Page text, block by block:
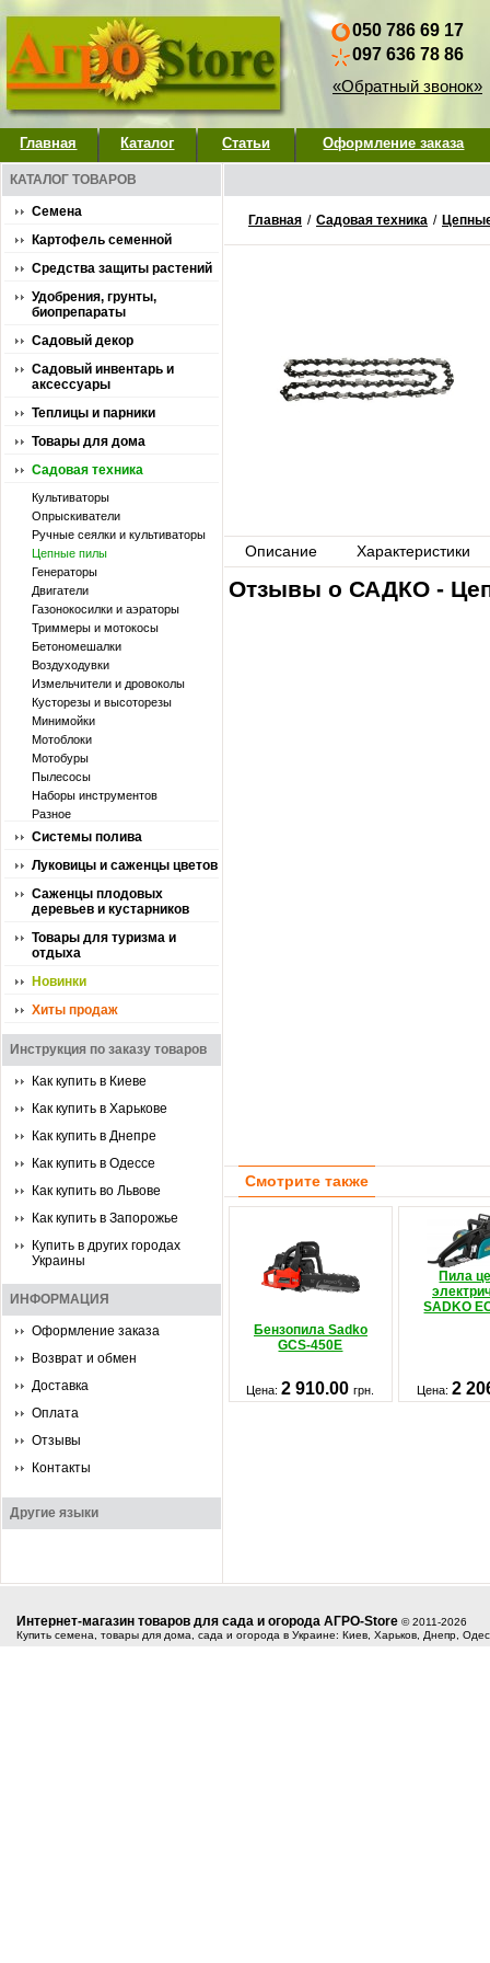
050 786 69 17
097 636 78 86
«Обратный звонок»
Главная Каталог Статьи Оформление заказа
КАТАЛОГ ТОВАРОВ
Семена
Картофель семенной
Средства защиты растений
Удобрения, грунты,
биопрепараты
Садовый декор
Садовый инвентарь и
аксессуары
Теплицы и парники
Товары для дома
Садовая техника
Культиваторы
Опрыскиватели
Ручные сеялки и культиваторы
Цепные пилы
Генераторы
Двигатели
Газонокосилки и аэраторы
Триммеры и мотокосы
Бетономешалки
Воздуходувки
Измельчители и дровоколы
Кусторезы и высоторезы
Минимойки
Мотоблоки
Мотобуры
Пылесосы
Наборы инструментов
Разное
Системы полива
Луковицы и саженцы цветов
Саженцы плодовых
деревьев и кустарников
Товары для туризма и
отдыха
Новинки
Хиты продаж
Инструкция по заказу товаров
Как купить в Киеве
Как купить в Харькове
Как купить в Днепре
Как купить в Одессе
Как купить во Львове
Как купить в Запорожье
Купить в других городах
Украины
ИНФОРМАЦИЯ
Оформление заказа
Возврат и обмен
Доставка
Оплата
Отзывы
Контакты
Другие языки
Главная / Садовая техника /
Описание Характеристики
Отзывы о САДКО -
Смотрите также
Бензопила Sadko
GCS-450E
Пила
SADKO
Цена:2 910.00грн. Цена: 2
Интернет-магазин товаров для сада и огорода АГРО-Store © 2011-2026
Купить семена, товары для дома, сада и огорода в Украине: Киев, Харьков, Днепр,